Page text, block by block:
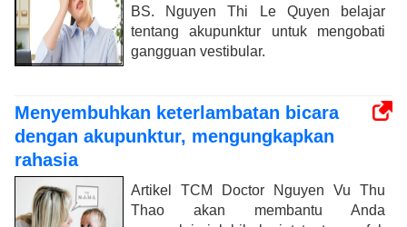
BS. Nguyen Thi Le Quyen belajar
tentang akupunktur untuk mengobati
gangguan vestibular.
Menyembuhkan keterlambatan bicara
dengan akupunktur, mengungkapkan
rahasia
Artikel TCM Doctor Nguyen Vu Thu
Thao akan membantu Anda